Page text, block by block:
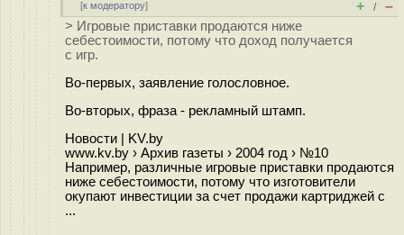
[к модератору] + / –
> Игровые приставки продаются ниже
себестоимости, потому что доход получается
с игр.
Во-первых, заявление голословное.
Во-вторых, фраза - рекламный штамп.
Новости | KV.by
www.kv.by › Архив газеты › 2004 год › №10
Например, различные игровые приставки продаются
ниже себестоимости, потому что изготовители
окупают инвестиции за счет продажи картриджей с
...